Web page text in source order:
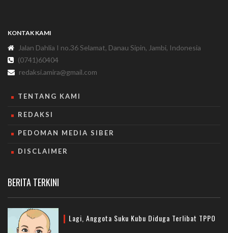
KONTAK KAMI
Jalan Dahlia I no.36 Selamat, Danau Sipin, Jambi, Indonesia
(0741)60404
redaksi.amira@gmail.com
TENTANG KAMI
REDAKSI
PEDOMAN MEDIA SIBER
DISCLAIMER
BERITA TERKINI
Lagi, Anggota Suku Kubu Diduga Terlibat TPPO